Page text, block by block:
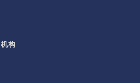
构